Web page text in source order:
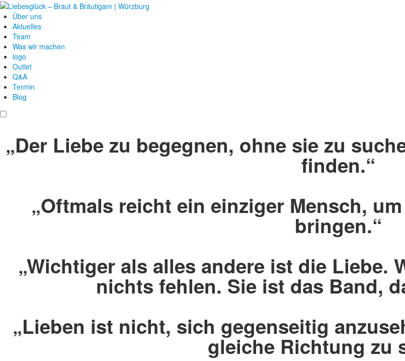
Über uns
Aktuelles
Team
Was wir machen
logo
Outlet
Q&A
Termin
Blog
„Der Liebe zu begegnen, ohne sie zu
finden.“
„Oftmals reicht ein einziger Mensch,
bringen.“
„Wichtiger als alles andere ist die Liebe.
nichts fehlen. Sie ist das Band,
„Lieben ist nicht, sich gegenseitig
gleiche Richtung zu